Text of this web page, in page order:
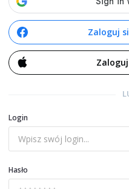
Zaloguj
Login
Hasło